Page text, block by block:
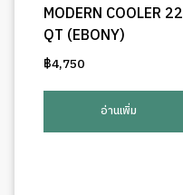
MODERN COOLER 22
QT (EBONY)
฿4,750
อ่านเพิ่ม